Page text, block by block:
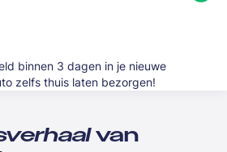
binnen 3 dagen in je nieuwe
zelfs thuis laten bezorgen!
van